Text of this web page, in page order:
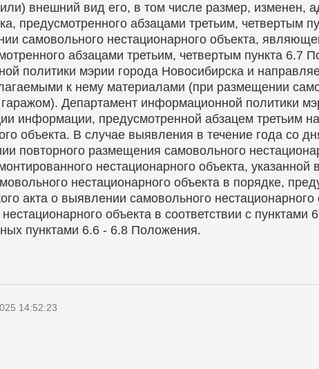
внешний вид его, в том числе размер, изменен,
предусмотренного абзацами третьим, четвертым
самовольного нестационарного объекта,
абзацами третьим, четвертым пункта
политики мэрии города Новосибирска и
к нему материалами (при размещении
Департамент информационной политики
информации, предусмотренной абзацем третьим
объекта. В случае выявления в течение года со
повторного размещения самовольного
нестационарного объекта, указанной
нестационарного объекта в порядке,
акта о выявлении самовольного
объекта в соответствии с
пунктами 6.6 - 6.8 Положения.
14:52:23